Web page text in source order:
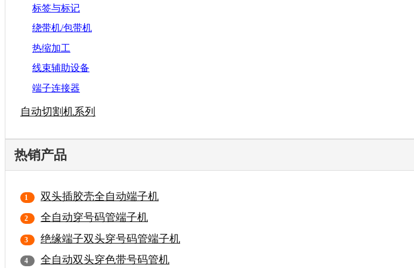
标签与标记
绕带机/包带机
热缩加工
线束辅助设备
端子连接器
自动切割机系列
热销产品
双头插胶壳全自动端子机
全自动穿号码管端子机
绝缘端子双头穿号码管端子机
全自动双头穿色带号码管机